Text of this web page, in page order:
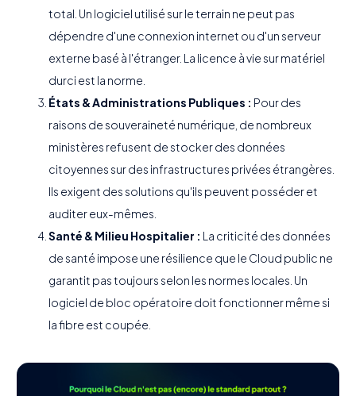
total. Un logiciel utilisé sur le terrain ne peut pas
dépendre d'une connexion internet ou d'un serveur
externe basé à l'étranger. La licence à vie sur matériel
durci est la norme.
États & Administrations Publiques : Pour des
raisons de souveraineté numérique, de nombreux
ministères refusent de stocker des données
citoyennes sur des infrastructures privées étrangères.
Ils exigent des solutions qu'ils peuvent posséder et
auditer eux-mêmes.
Santé & Milieu Hospitalier : La criticité des données
de santé impose une résilience que le Cloud public ne
garantit pas toujours selon les normes locales. Un
logiciel de bloc opératoire doit fonctionner même si
la fibre est coupée.